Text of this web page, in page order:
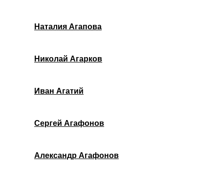
Наталия Агапова
Николай Агарков
Иван Агатий
Сергей Агафонов
Александр Агафонов